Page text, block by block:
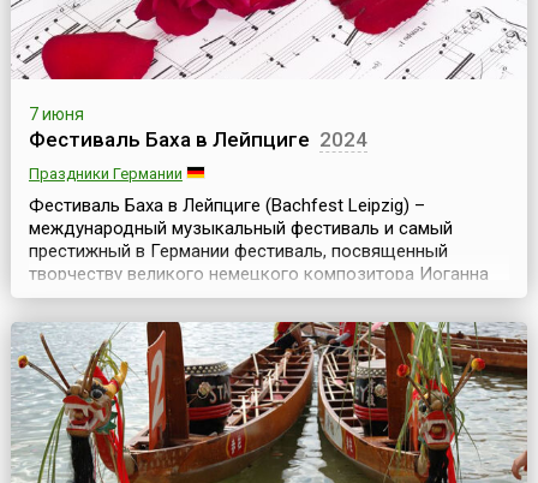
7 июня
Фестиваль Баха в Лейпциге 2024
Праздники Германии
Фестиваль Баха в Лейпциге (Bachfest Leipzig) –
международный музыкальный фестиваль и самый
престижный в Германии фестиваль, посвященный
творчеству великого немецкого композитора Иоганна
Себастьяна Баха. Он проходит ежегодно в июне, длится
10 дней и неизменно уже много лет проходит с большим
успехом, пользуясь традиционно высоким спросом
среди поклонников творчества этого великого
композитора. Сюда...